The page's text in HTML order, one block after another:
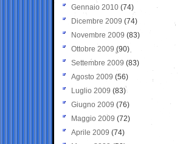
Gennaio 2010 (74)
Dicembre 2009 (74)
Novembre 2009 (83)
Ottobre 2009 (90)
Settembre 2009 (83)
Agosto 2009 (56)
Luglio 2009 (83)
Giugno 2009 (76)
Maggio 2009 (72)
Aprile 2009 (74)